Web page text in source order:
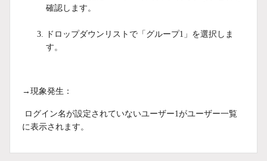
確認します。
ドロップダウンリストで「グループ1」を選択しま
す。
→現象発生：
ログイン名が設定されていないユーザー1がユーザー一覧
に表示されます。